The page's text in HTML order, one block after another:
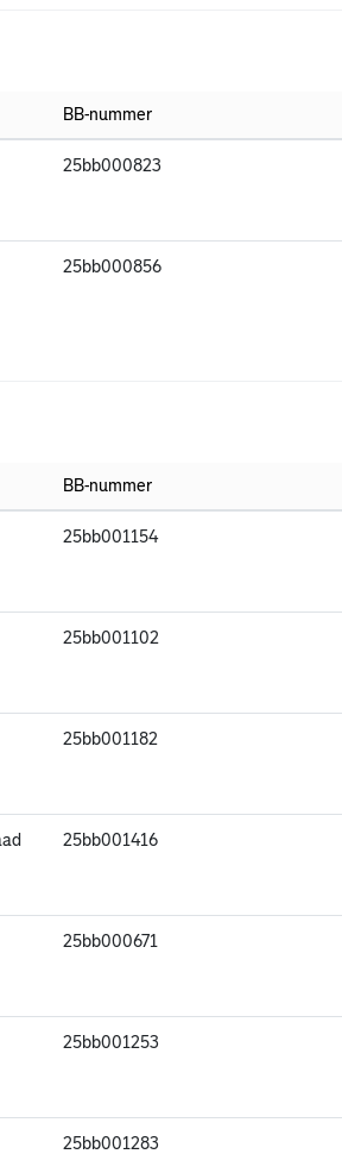
BB-nummer
25bb000823
25bb000856
BB-nummer
25bb001154
25bb001102
25bb001182
25bb001416
25bb000671
25bb001253
25bb001283